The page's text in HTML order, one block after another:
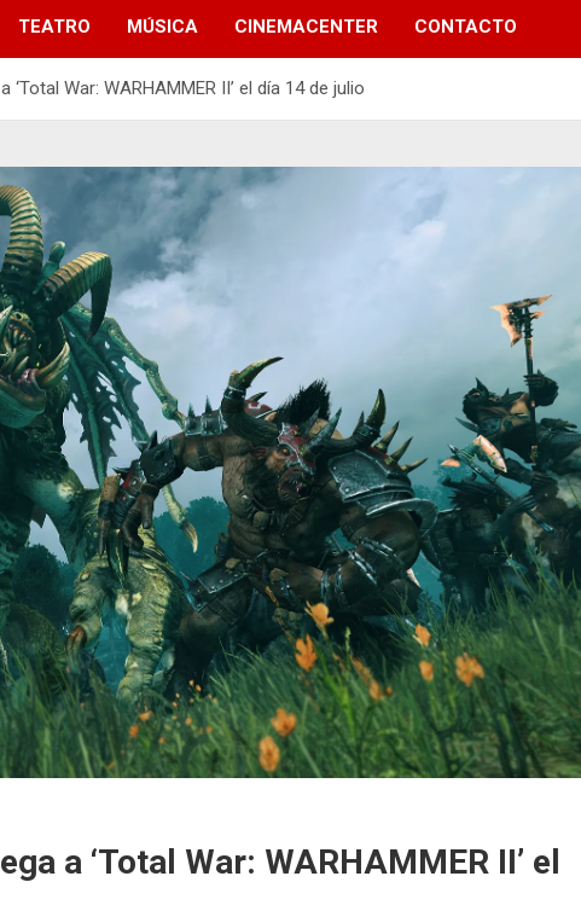
TEATRO MÚSICA CINEMACENTER CONTACTO
War: WARHAMMER II’ el día 14 de julio
a ‘Total War: WARHAMMER II’ el